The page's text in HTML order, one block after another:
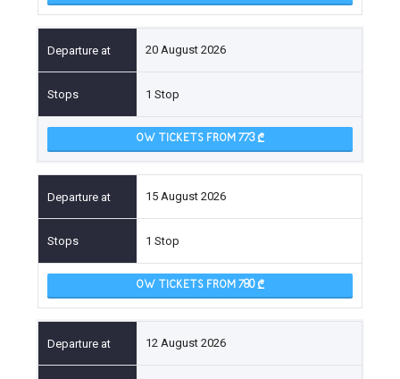
20 August 2026
1 Stop
OW TICKETS FROM 773
15 August 2026
1 Stop
OW TICKETS FROM 780
12 August 2026